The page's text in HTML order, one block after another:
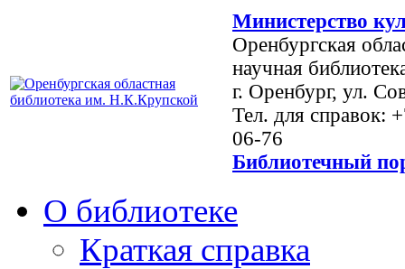
Министерство
Оренбургская
научная
г. Оренбург, ул.
Тел. для справок:
06-76
Библиотечный
О библиотеке
Краткая справка